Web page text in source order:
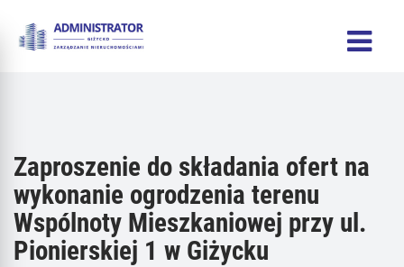
Zaproszenie do składania ofert na
wykonanie ogrodzenia terenu
Wspólnoty Mieszkaniowej przy ul.
Pionierskiej 1 w Giżycku